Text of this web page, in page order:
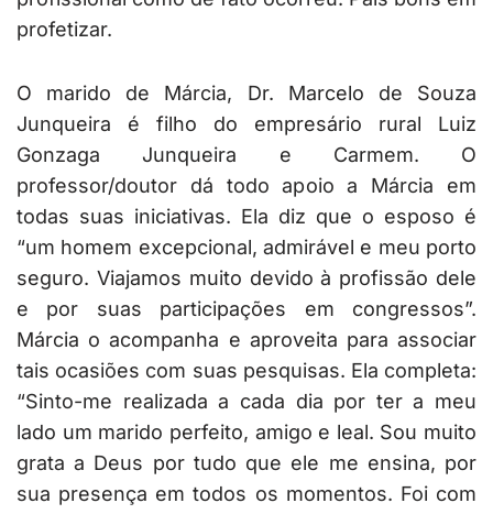
profetizar.
O marido de Márcia, Dr. Marcelo de Souza
Junqueira é filho do empresário rural Luiz
Gonzaga Junqueira e Carmem. O
professor/doutor dá todo apoio a Márcia em
todas suas iniciativas. Ela diz que o esposo é
“um homem excepcional, admirável e meu porto
seguro. Viajamos muito devido à profissão dele
e por suas participações em congressos”.
Márcia o acompanha e aproveita para associar
tais ocasiões com suas pesquisas. Ela completa:
“Sinto-me realizada a cada dia por ter a meu
lado um marido perfeito, amigo e leal. Sou muito
grata a Deus por tudo que ele me ensina, por
sua presença em todos os momentos. Foi com